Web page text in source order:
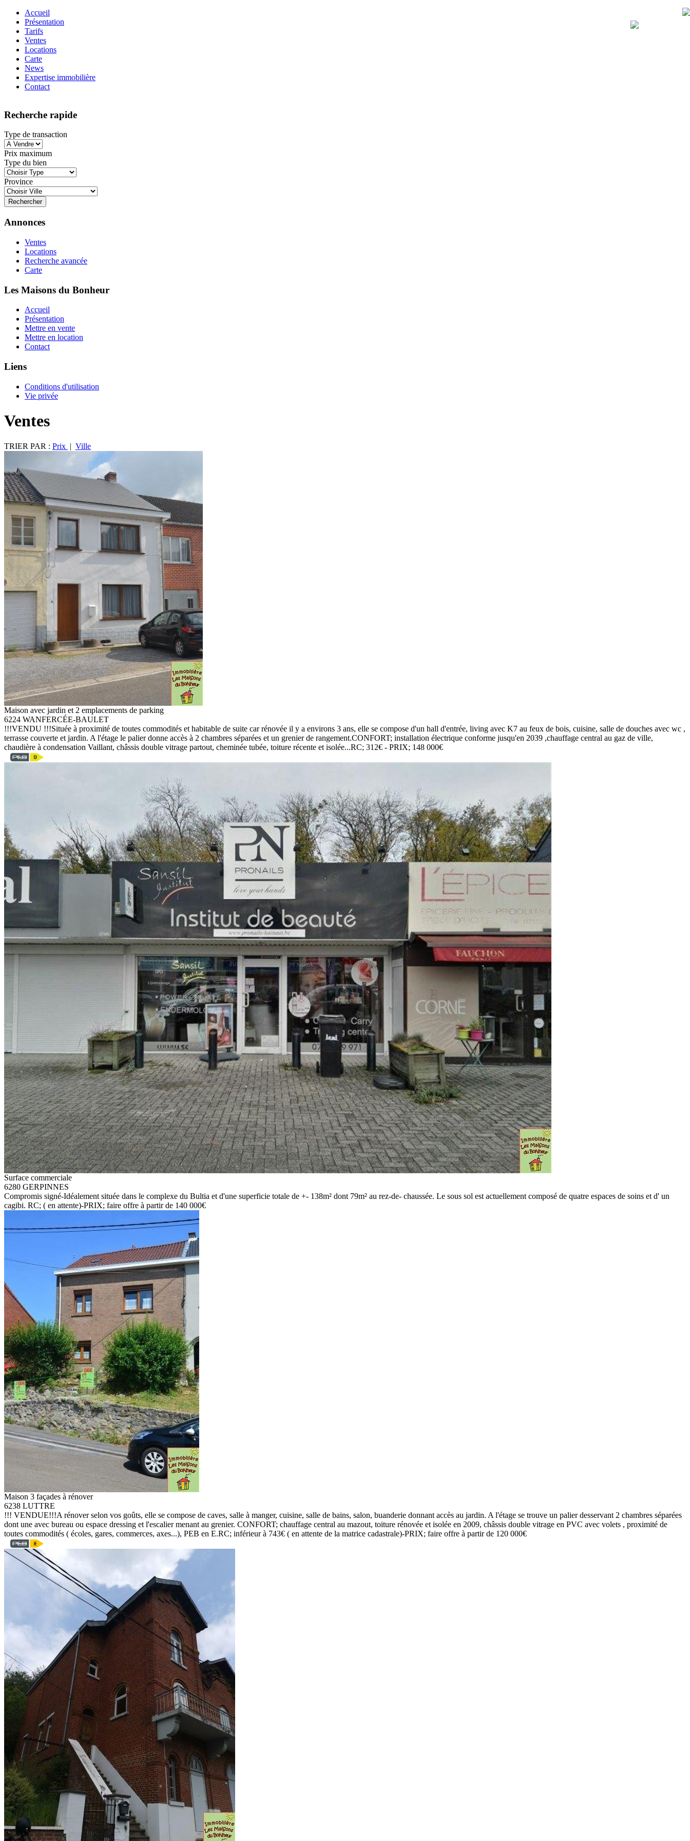
Accueil
Présentation
Tarifs
Ventes
Locations
Carte
News
Expertise immobilière
Contact
Recherche rapide
Type de transaction
Prix maximum
Type du bien
Province
Annonces
Ventes
Locations
Recherche avancée
Carte
Les Maisons du Bonheur
Accueil
Présentation
Mettre en vente
Mettre en location
Contact
Liens
Conditions d'utilisation
Vie privée
Ventes
TRIER PAR : Prix | Ville
Maison avec jardin et 2 emplacements de parking
6224 WANFERCÉE-BAULET
!!!VENDU !!!Située à proximité de toutes commodités et habitable de suite car rénovée il y a environs 3 ans, elle se compose d'un hall d'entrée, living avec K7 au feux de bois, cuisine, salle de douches avec wc ,
terrasse couverte et jardin. A l'étage le palier donne accès à 2 chambres séparées et un grenier de rangement.CONFORT; installation électrique conforme jusqu'en 2039 ,chauffage central au gaz de ville,
chaudière à condensation Vaillant, châssis double vitrage partout, cheminée tubée, toiture récente et isolée...RC; 312€ - PRIX; 148 000€
Surface commerciale
6280 GERPINNES
Compromis signé-Idéalement située dans le complexe du Bultia et d'une superficie totale de +- 138m² dont 79m² au rez-de- chaussée. Le sous sol est actuellement composé de quatre espaces de soins et d' un
cagibi. RC; ( en attente)-PRIX; faire offre à partir de 140 000€
Maison 3 façades à rénover
6238 LUTTRE
!!! VENDUE!!!A rénover selon vos goûts, elle se compose de caves, salle à manger, cuisine, salle de bains, salon, buanderie donnant accès au jardin. A l'étage se trouve un palier desservant 2 chambres séparées
dont une avec bureau ou espace dressing et l'escalier menant au grenier. CONFORT; chauffage central au mazout, toiture rénovée et isolée en 2009, châssis double vitrage en PVC avec volets , proximité de
toutes commodités ( écoles, gares, commerces, axes...), PEB en E.RC; inférieur à 743€ ( en attente de la matrice cadastrale)-PRIX; faire offre à partir de 120 000€